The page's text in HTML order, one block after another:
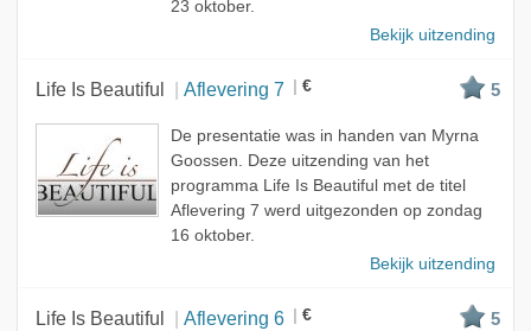
23 oktober.
Bekijk uitzending
Life Is Beautiful Aflevering 7 € 5
De presentatie was in handen van Myrna
Goossen. Deze uitzending van het
programma Life Is Beautiful met de titel
Aflevering 7 werd uitgezonden op zondag
16 oktober.
Bekijk uitzending
Life Is Beautiful Aflevering 6 € 5